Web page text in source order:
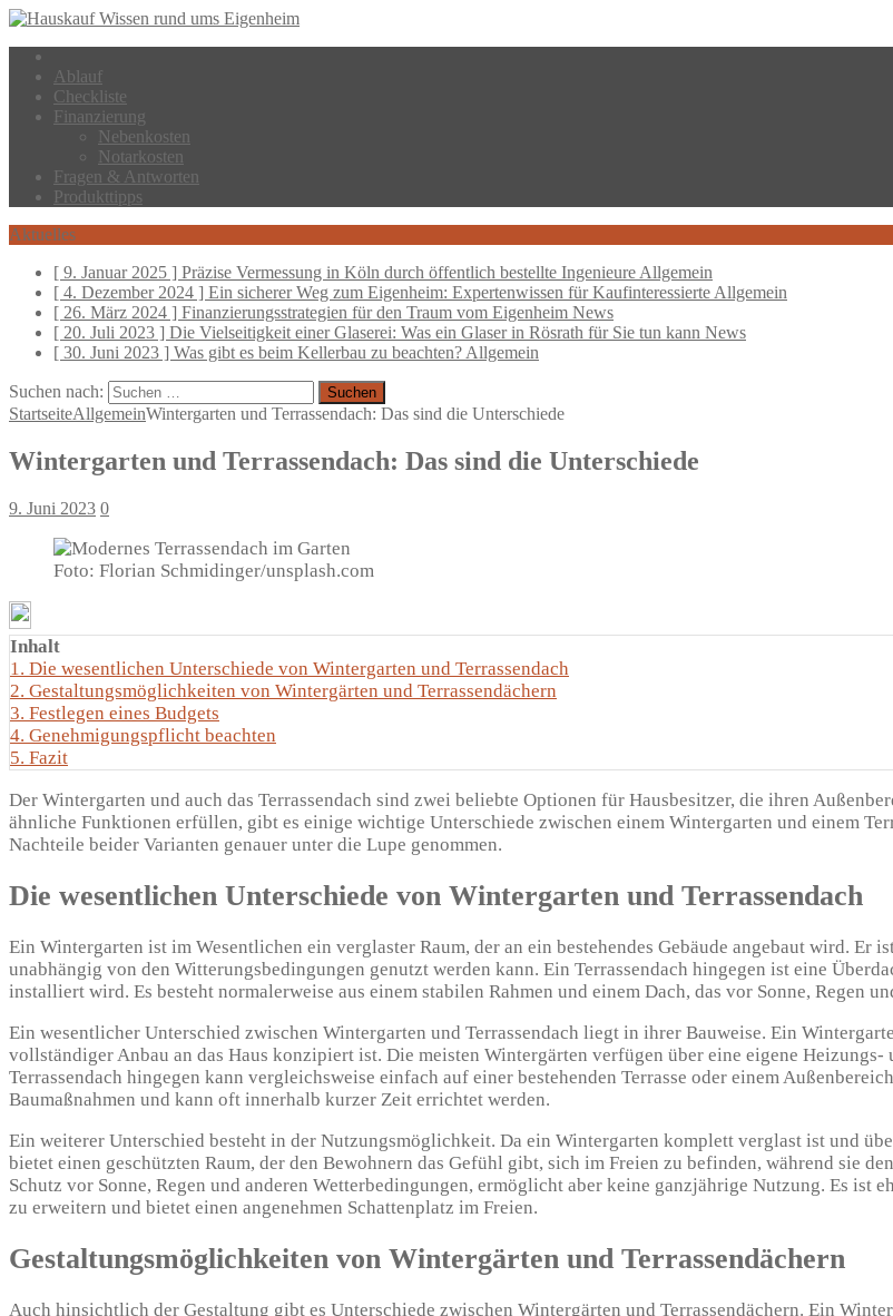
Ablauf
Checkliste
Finanzierung
Nebenkosten
Notarkosten
Fragen & Antworten
Produkttipps
Aktuelles
[ 9. Januar 2025 ] Präzise Vermessung in Köln durch öffentlich bestellte Ingenieure Allgemein
[ 4. Dezember 2024 ] Ein sicherer Weg zum Eigenheim: Expertenwissen für Kaufinteressierte Allgemein
[ 26. März 2024 ] Finanzierungsstrategien für den Traum vom Eigenheim News
[ 20. Juli 2023 ] Die Vielseitigkeit einer Glaserei: Was ein Glaser in Rösrath für Sie tun kann News
[ 30. Juni 2023 ] Was gibt es beim Kellerbau zu beachten? Allgemein
Suchen nach:
StartseiteAllgemeinWintergarten und Terrassendach: Das sind die Unterschiede
Wintergarten und Terrassendach: Das sind die Unterschiede
9. Juni 2023 0
Foto: Florian Schmidinger/unsplash.com
Inhalt
1. Die wesentlichen Unterschiede von Wintergarten und Terrassendach
2. Gestaltungsmöglichkeiten von Wintergärten und Terrassendächern
3. Festlegen eines Budgets
4. Genehmigungspflicht beachten
5. Fazit
Der Wintergarten und auch das Terrassendach sind zwei beliebte Optionen für Hausbesitzer, die ihren
ähnliche Funktionen erfüllen, gibt es einige wichtige Unterschiede zwischen einem Wintergarten und einem
Nachteile beider Varianten genauer unter die Lupe genommen.
Die wesentlichen Unterschiede von Wintergarten und Terrassendach
Ein Wintergarten ist im Wesentlichen ein verglaster Raum, der an ein bestehendes Gebäude angebaut wird.
unabhängig von den Witterungsbedingungen genutzt werden kann. Ein Terrassendach hingegen ist eine
installiert wird. Es besteht normalerweise aus einem stabilen Rahmen und einem Dach, das vor Sonne, Regen
Ein wesentlicher Unterschied zwischen Wintergarten und Terrassendach liegt in ihrer Bauweise. Ein
vollständiger Anbau an das Haus konzipiert ist. Die meisten Wintergärten verfügen über eine eigene
Terrassendach hingegen kann vergleichsweise einfach auf einer bestehenden Terrasse oder einem
Baumaßnahmen und kann oft innerhalb kurzer Zeit errichtet werden.
Ein weiterer Unterschied besteht in der Nutzungsmöglichkeit. Da ein Wintergarten komplett verglast ist und
bietet einen geschützten Raum, der den Bewohnern das Gefühl gibt, sich im Freien zu befinden, während sie
Schutz vor Sonne, Regen und anderen Wetterbedingungen, ermöglicht aber keine ganzjährige Nutzung. Es ist
zu erweitern und bietet einen angenehmen Schattenplatz im Freien.
Gestaltungsmöglichkeiten von Wintergärten und Terrassendächern
Auch hinsichtlich der Gestaltung gibt es Unterschiede zwischen Wintergärten und Terrassendächern. Ein